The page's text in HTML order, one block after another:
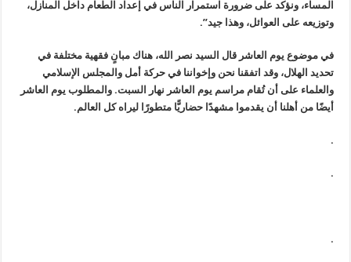
المساء، ونؤكد على ضرورة استمرار الناس في إعداد الطعام داخل المنازل،
وتوزيعه على العوائل، وهذا جيد”.
في موضوع يوم العاشر قال السيد نصر الله، هناك مبانٍ فقهية مختلفة في
تحديد الهلال، وقد اتفقنا نحن وإخواننا في حركة أمل والمجلس الإسلامي
والعلماء على أن تُقام مراسم يوم العاشر نهار السبت. والمطلوب يوم العاشر
أيضًا من أهلنا أن يقدموا مشهدًا حضاريًّا متطورًا ليراه كل العالم.
.
.
.